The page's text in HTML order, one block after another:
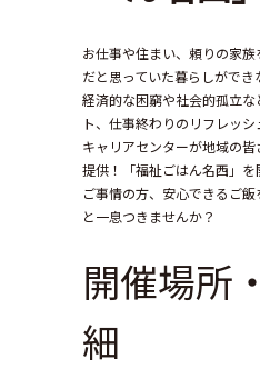
お仕事や住まい、頼りの家
だと思っていた暮らしができ
経済的な困窮や社会的孤立な
ト、仕事終わりのリフレッ
キャリアセンターが地域の
提供！「福祉ごはん名西」を
ご事情の方、安心できるご
と一息つきませんか？
開催場所
細